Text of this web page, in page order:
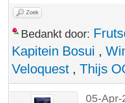
Zoek
Bedankt door:
Kapitein Bosui ,
Veloquest , Thijs
05-Apr-